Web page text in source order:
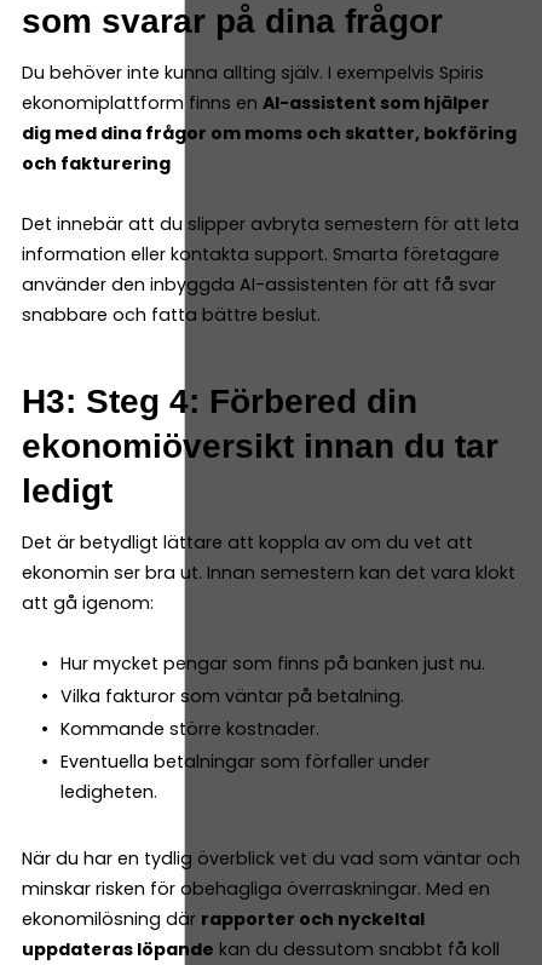
som svarar på dina frågor
Du behöver inte kunna allting själv. I exempelvis Spiris
ekonomiplattform finns en AI-assistent som hjälper
dig med dina frågor om moms och skatter, bokföring
och fakturering
Det innebär att du slipper avbryta semestern för att leta
information eller kontakta support. Smarta företagare
använder den inbyggda AI-assistenten för att få svar
snabbare och fatta bättre beslut.
H3: Steg 4: Förbered din
ekonomiöversikt innan du tar
ledigt
Det är betydligt lättare att koppla av om du vet att
ekonomin ser bra ut. Innan semestern kan det vara klokt
att gå igenom:
Hur mycket pengar som finns på banken just nu.
Vilka fakturor som väntar på betalning.
Kommande större kostnader.
Eventuella betalningar som förfaller under
ledigheten.
När du har en tydlig överblick vet du vad som väntar och
minskar risken för obehagliga överraskningar. Med en
ekonomilösning där rapporter och nyckeltal
uppdateras löpande kan du dessutom snabbt få koll